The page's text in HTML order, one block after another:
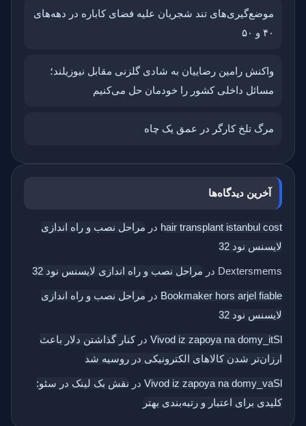
موضع‌گیری‌های تند شجریان علیه فضای کاباره در دهه‌های
۴۰ و ۵۰
واکنش رامین رضاییان به شادی گلزنی مقابل نیوزیلند؛
مسائل داخلی کشور را خودمان حل می‌کنیم
مرگ تلخ کارگر در عمق یک چاه
آخرین دیدگاه‌ها
hair transplant istanbul cost در مراحل نصب و راه اندازی
لایسنس نود 32
Dextersmems در مراحل نصب و راه اندازی لایسنس نود 32
Bookmaker hors arjel fiable در مراحل نصب و راه اندازی
لایسنس نود 32
Vivod iz zapoya na domy_itSl درکنار گذاشتن دلار باعث
ارزان‌تر شدن کالاهای الکترونیکی در روسیه شد
Vivod iz zapoya na domy_vaSl در نقش بک‌ لینک در سئو:
کلیدی برای اعتبار و رتبه‌بندی بهتر